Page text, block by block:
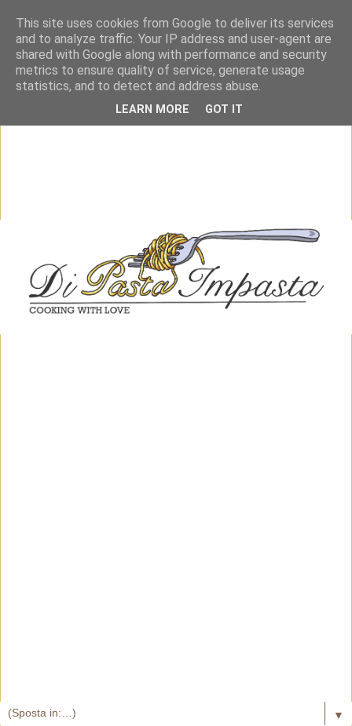
▼
This site uses cookies from Google to deliver its services
and to analyze traffic. Your IP address and user-agent are
shared with Google along with performance and security
metrics to ensure quality of service, generate usage
statistics, and to detect and address abuse.
LEARN MORE GOT IT